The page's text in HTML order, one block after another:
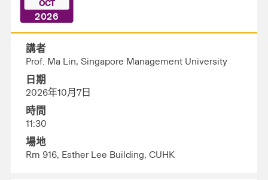
OCT
2026
講者
Prof. Ma Lin, Singapore Management University
日期
2026年10月7日
時間
11:30
場地
Rm 916, Esther Lee Building, CUHK